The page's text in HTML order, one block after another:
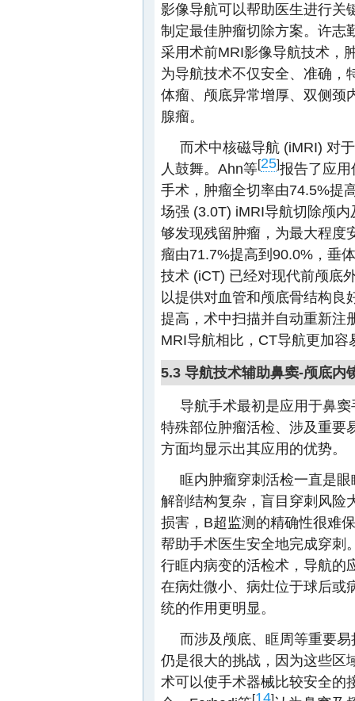
影像导航可以帮助医生进行关
制定最佳肿瘤切除方案。许志
采用术前MRI影像导航技术，
为导航技术不仅安全、准确，
体瘤、颅底异常增厚、双侧颈
腺瘤。
而术中核磁导航 (iMRI) 对
人鼓舞。Ahn等[25]报告了应
手术，肿瘤全切率由74.5%提
场强 (3.0T) iMRI导航切除颅
够发现残留肿瘤，为最大程度
瘤由71.7%提高到90.0%，垂
技术 (iCT) 已经对现代前颅底
以提供对血管和颅底骨结构良
提高，术中扫描并自动重新注
MRI导航相比，CT导航更加容
5.3 导航技术辅助鼻窦-颅底内
导航手术最初是应用于鼻
特殊部位肿瘤活检、涉及重要
方面均显示出其应用的优势。
眶内肿瘤穿刺活检一直是
解剖结构复杂，盲目穿刺风险
损害，B超监测的精确性很难
帮助手术医生安全地完成穿刺
行眶内病变的活检术，导航的
在病灶微小、病灶位于球后或
统的作用更明显。
而涉及颅底、眶周等重要
仍是很大的挑战，因为这些区
术可以使手术器械比较安全的
[14]